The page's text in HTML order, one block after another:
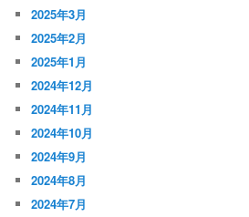
2025年3月
2025年2月
2025年1月
2024年12月
2024年11月
2024年10月
2024年9月
2024年8月
2024年7月